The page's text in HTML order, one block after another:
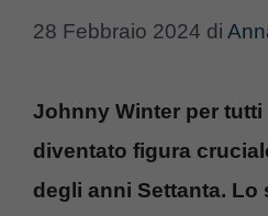
28 Febbraio 2024 di
Johnny Winter per tutti
diventato figura
degli anni Settanta. Lo